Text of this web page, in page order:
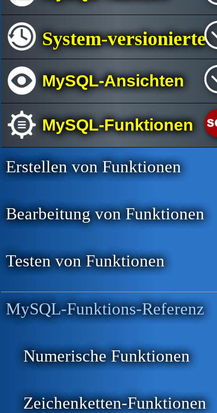
System-versionierte
MySQL-Ansichten
MySQL-Funktionen
Erstellen von Funktionen
Bearbeitung von Funktionen
Testen von Funktionen
MySQL-Funktions-Referenz
Numerische Funktionen
Zeichenketten-Funktionen